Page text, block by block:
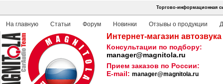
Торгово-информационная
На главную Статьи Форум Новинки Отзывы о продукции
Интернет-магазин
Консультации по подбору:
manager@magnitola.ru
Прием заказов по России:
E-mail: manager@magnitola.ru